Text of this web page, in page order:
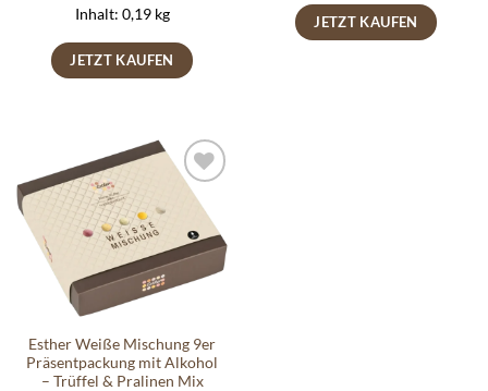
Inhalt: 0,19 kg
JETZT KAUFEN
JETZT KAUFEN
Auf die
Wunschliste
Esther Weiße Mischung 9er
Präsentpackung mit Alkohol
– Trüffel & Pralinen Mix